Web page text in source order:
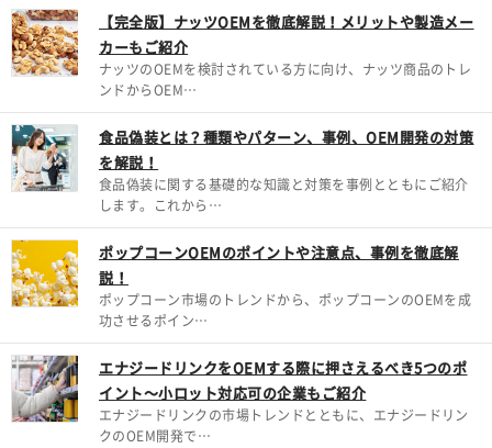
【完全版】ナッツOEMを徹底解説！メリットや製造メー
カーもご紹介
ナッツのOEMを検討されている方に向け、ナッツ商品のトレ
ンドからOEM…
食品偽装とは？種類やパターン、事例、OEM開発の対策
を解説！
食品偽装に関する基礎的な知識と対策を事例とともにご紹介
します。これから…
ポップコーンOEMのポイントや注意点、事例を徹底解
説！
ポップコーン市場のトレンドから、ポップコーンのOEMを成
功させるポイン…
エナジードリンクをOEMする際に押さえるべき5つのポ
イント～小ロット対応可の企業もご紹介
エナジードリンクの市場トレンドとともに、エナジードリン
クのOEM開発で…